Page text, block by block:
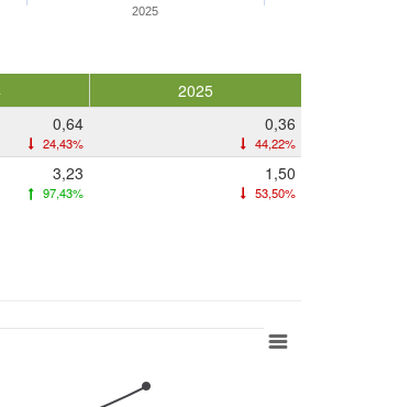
2025
2025
0,64
24,43%
0,36
44,22%
3,23
97,43%
1,50
53,50%